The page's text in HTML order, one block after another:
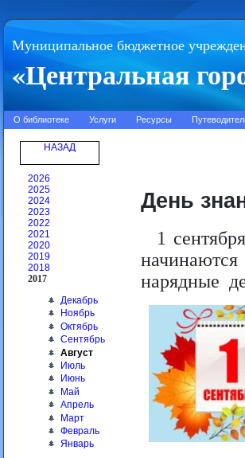
Муниципальное бюджетное
«Центральная
О библиотеке Услуги Ресурсы
НАЗАД
2026
2025
2024
2023
2022
2021
2020
2019
2018
2017
Декабрь
Ноябрь
Октябрь
Сентябрь
Август
Июль
Июнь
Май
Апрель
Март
Февраль
Январь
День
1
начинаются
нарядные